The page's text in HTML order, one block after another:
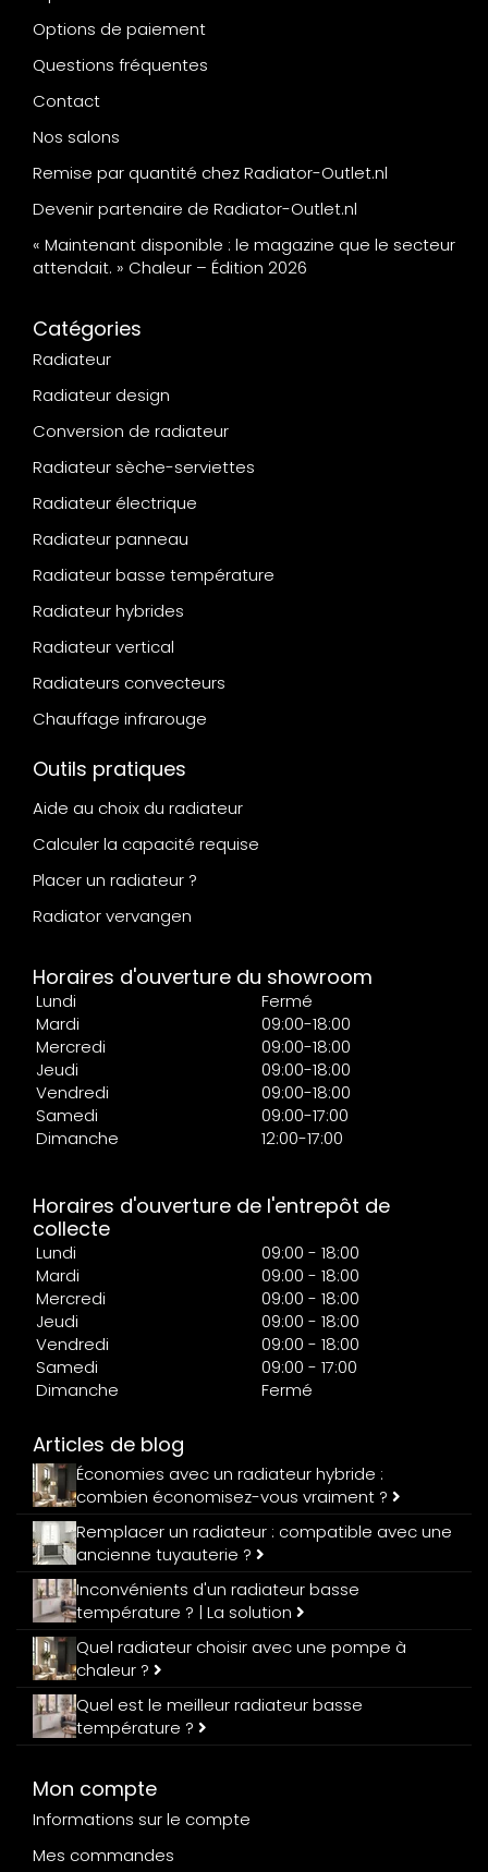
Options de paiement
Questions fréquentes
Contact
Nos salons
Remise par quantité chez Radiator-Outlet.nl
Devenir partenaire de Radiator-Outlet.nl
« Maintenant disponible : le magazine que le secteur
attendait. » Chaleur – Édition 2026
Catégories
Radiateur
Radiateur design
Conversion de radiateur
Radiateur sèche-serviettes
Radiateur électrique
Radiateur panneau
Radiateur basse température
Radiateur hybrides
Radiateur vertical
Radiateurs convecteurs
Chauffage infrarouge
Outils pratiques
Aide au choix du radiateur
Calculer la capacité requise
Placer un radiateur ?
Radiator vervangen
Horaires d'ouverture du showroom
Lundi
Fermé
Mardi
09:00-18:00
Mercredi
09:00-18:00
Jeudi
09:00-18:00
Vendredi
09:00-18:00
Samedi
09:00-17:00
Dimanche
12:00-17:00
Horaires d'ouverture de l'entrepôt de
collecte
Lundi
09:00 - 18:00
Mardi
09:00 - 18:00
Mercredi
09:00 - 18:00
Jeudi
09:00 - 18:00
Vendredi
09:00 - 18:00
Samedi
09:00 - 17:00
Dimanche
Fermé
Articles de blog
Économies avec un radiateur hybride :
combien économisez-vous vraiment ?
Remplacer un radiateur : compatible avec une
ancienne tuyauterie ?
Inconvénients d'un radiateur basse
température ? | La solution
Quel radiateur choisir avec une pompe à
chaleur ?
Quel est le meilleur radiateur basse
température ?
Mon compte
Informations sur le compte
Mes commandes